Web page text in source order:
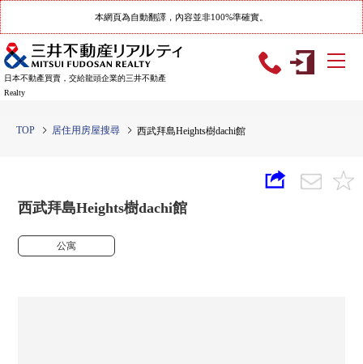
本網頁為自動翻譯，內容並非100%準確實。
日本不動產買賣，交給龍頭企業的三井不動產
Realty
TOP 居住用房屋搜尋 西武拜島Heights樹dachi館
西武拜島Heights樹dachi館
公寓